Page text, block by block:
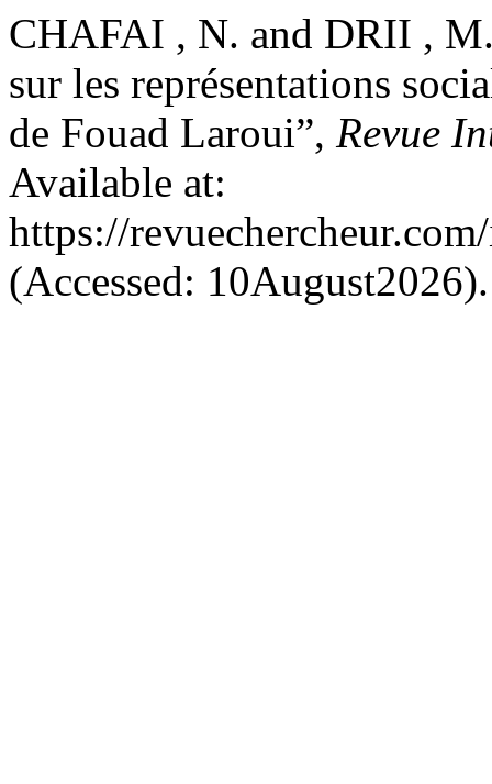
CHAFAI , N. and DRII ,
sur les représentations
de Fouad Laroui”, Revue
Available at:
https://
(Accessed: 10August2026).